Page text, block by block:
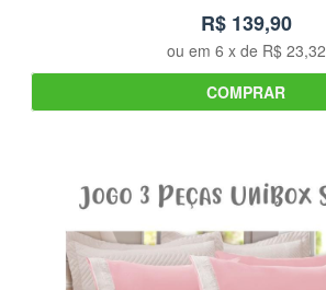
R$ 139,90
ou em 6 x de R$ 23,32
COMPRAR